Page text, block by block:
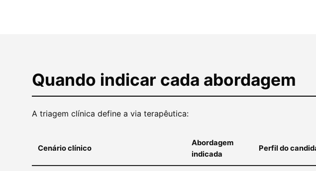
Quando indicar cada abordagem
A triagem clínica define a via terapêutica:
Cenário clínico
Abordagem
indicada
Perfil do